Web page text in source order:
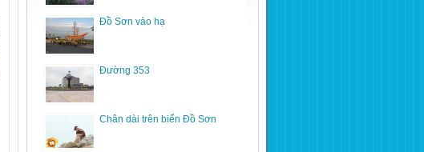
Đồ Sơn vào hạ
Đường 353
Chân dài trên biển Đồ Sơn